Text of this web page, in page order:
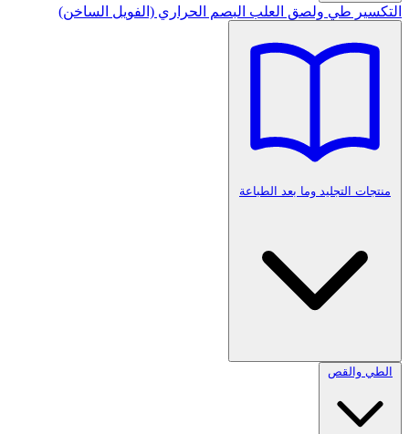
التكسير طي ولصق العلب البصم الحراري (الفويل الساخن)
منتجات التجليد وما بعد الطباعة
الطي والقص